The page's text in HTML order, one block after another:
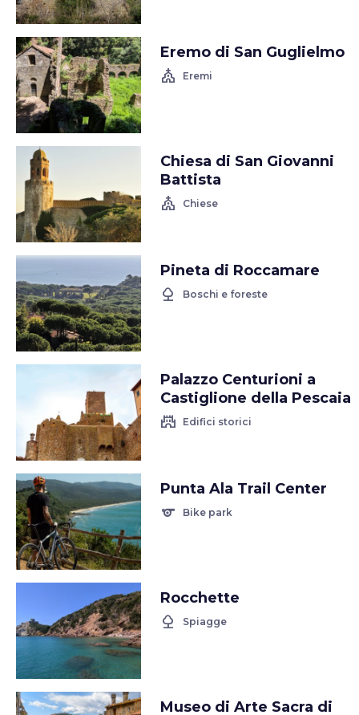
Eremo di San Guglielmo
church Eremi
Chiesa di San Giovanni
Battista
church Chiese
Pineta di Roccamare
nature Boschi e foreste
Palazzo Centurioni a
Castiglione della Pescaia
castle Edifici storici
Punta Ala Trail Center
sports Bike park
Rocchette
nature Spiagge
Museo di Arte Sacra di